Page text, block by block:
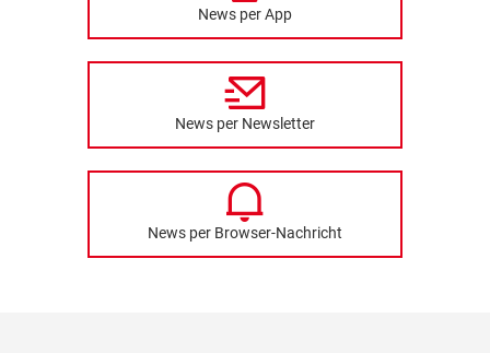
News per App
News per Newsletter
News per Browser-Nachricht